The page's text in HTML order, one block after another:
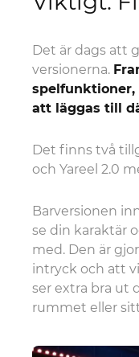
Det är dags att
versionerna.
spelfunktioner,
att läggas till
Det finns två
och Yareel 2.0
Barversionen
se din karaktär
med. Den är
intryck och att
ser extra bra ut
rummet eller